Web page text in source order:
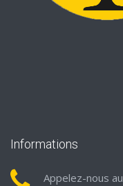
Informations
Appelez-nous au